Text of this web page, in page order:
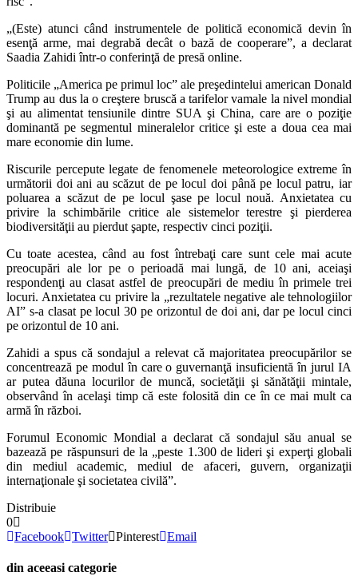
„(Este) atunci când instrumentele de politică economică devin în
esenţă arme, mai degrabă decât o bază de cooperare”, a declarat
Saadia Zahidi într-o conferinţă de presă online.
Politicile „America pe primul loc” ale preşedintelui american Donald
Trump au dus la o creştere bruscă a tarifelor vamale la nivel mondial
şi au alimentat tensiunile dintre SUA şi China, care are o poziţie
dominantă pe segmentul mineralelor critice şi este a doua cea mai
mare economie din lume.
Riscurile percepute legate de fenomenele meteorologice extreme în
următorii doi ani au scăzut de pe locul doi până pe locul patru, iar
poluarea a scăzut de pe locul şase pe locul nouă. Anxietatea cu
privire la schimbările critice ale sistemelor terestre şi pierderea
biodiversităţii au pierdut şapte, respectiv cinci poziţii.
Cu toate acestea, când au fost întrebaţi care sunt cele mai acute
preocupări ale lor pe o perioadă mai lungă, de 10 ani, aceiaşi
respondenţi au clasat astfel de preocupări de mediu în primele trei
locuri. Anxietatea cu privire la „rezultatele negative ale tehnologiilor
AI” s-a clasat pe locul 30 pe orizontul de doi ani, dar pe locul cinci
pe orizontul de 10 ani.
Zahidi a spus că sondajul a relevat că majoritatea preocupărilor se
concentrează pe modul în care o guvernanţă insuficientă în jurul IA
ar putea dăuna locurilor de muncă, societăţii şi sănătăţii mintale,
observând în acelaşi timp că este folosită din ce în ce mai mult ca
armă în război.
Forumul Economic Mondial a declarat că sondajul său anual se
bazează pe răspunsuri de la „peste 1.300 de lideri şi experţi globali
din mediul academic, mediul de afaceri, guvern, organizaţii
internaţionale şi societatea civilă”.
Distribuie
0
Facebook Twitter Pinterest Email
din aceeasi categorie